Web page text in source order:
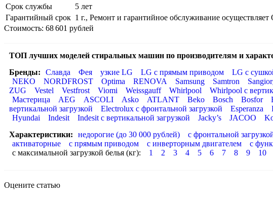
Срок службы
5 лет
Гарантийный срок 1 г., Ремонт и гарантийное обслуживание
Стоимость: 68 601 рублей
ТОП лучших моделей стиральных машин по производителям и
Бренды:
Славда Фея узкие LG LG с прямым приводом LG с
NEKO
NORDFROST Optima RENOVA Samsung Samtron
ZUG
Vestel Vestfrost Viomi Weissgauff Whirlpool Whirlpool с
Мастерица
AEG ASCOLI Asko ATLANT Beko Bosch Bosfor
вертикальной загрузкой
Electrolux с фронтальной загрузкой Esperanza
Hyundai
Indesit Indesit с вертикальной загрузкой Jacky’s JACOO
Характеристики:
недорогие (до 30 000 рублей) с фронтальной
активаторные
с прямым приводом с инверторным двигателем с
с максимальной загрузкой белья (кг):
1 2 3 4 5 6 7 8 9 10
Оцените статью